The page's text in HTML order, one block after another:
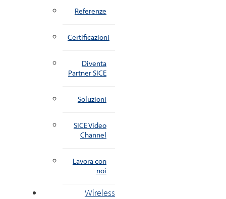
Referenze
Certificazioni
Diventa
Partner SICE
Soluzioni
SICE Video
Channel
Lavora con
noi
Wireless